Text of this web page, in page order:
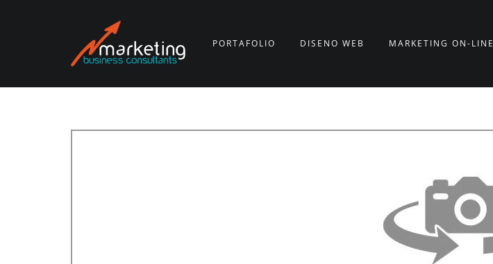
PORTAFOLIO DISEÑO WEB MARKETING ON-LINE